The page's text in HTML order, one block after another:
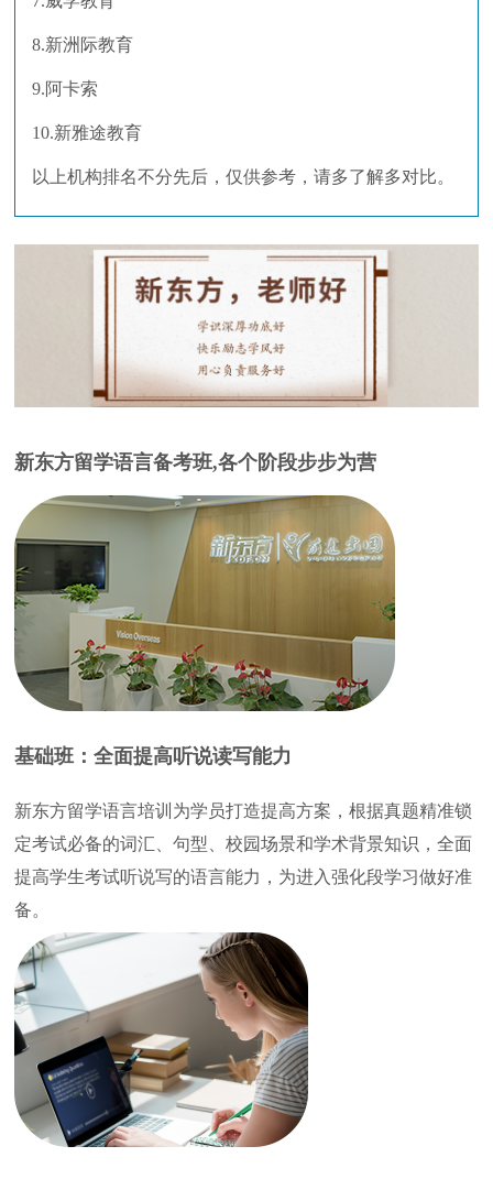
8.新洲际教育
9.阿卡索
10.新雅途教育
以上机构排名不分先后，仅供参考，请多了解多对比。
新东方留学语言备考班,各个阶段步步为营
基础班：全面提高听说读写能力
新东方留学语言培训为学员打造提高方案，根据真题精准锁
定考试必备的词汇、句型、校园场景和学术背景知识，全面
提高学生考试听说写的语言能力，为进入强化段学习做好准
备。